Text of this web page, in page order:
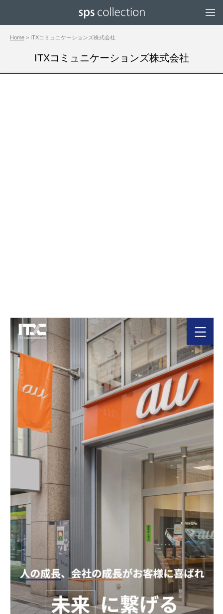
Home > ITXコミュニケーションズ株式会社
ITXコミュニケーションズ株式会社